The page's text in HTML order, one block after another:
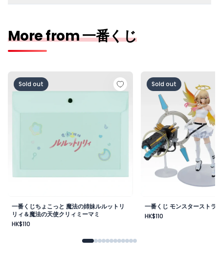
More from 一番くじ
一番くじちょこっと 魔法の姉妹ルルットリリィ＆魔法の天
Sold out
一番くじちょこっと 魔法の姉妹ルルットリ
リィ＆魔法の天使クリィミーマミ
HK$110
一番くじ モンスター
Sold out
一番くじ モンスタースト
HK$110